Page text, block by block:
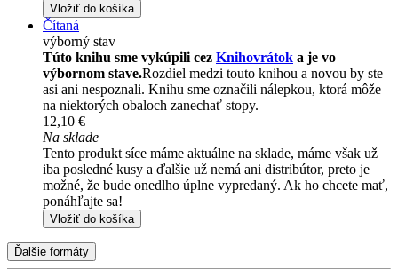
Vložiť do košíka
Čítaná
výborný stav
Túto knihu sme vykúpili cez Knihovrátok a je vo
výbornom stave.Rozdiel medzi touto knihou a novou by ste
asi ani nespoznali. Knihu sme označili nálepkou, ktorá môže
na niektorých obaloch zanechať stopy.
12,10 €
Na sklade
Tento produkt síce máme aktuálne na sklade, máme však už
iba posledné kusy a ďalšie už nemá ani distribútor, preto je
možné, že bude onedlho úplne vypredaný. Ak ho chcete mať,
ponáhľajte sa!
Vložiť do košíka
Ďalšie formáty